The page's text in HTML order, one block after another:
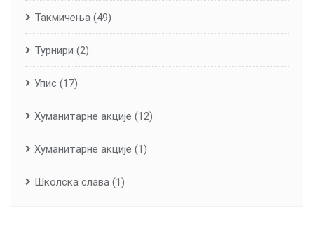
Такмичења (49)
Турнири (2)
Упис (17)
Хуманитарне aкције (12)
Хуманитарне акције (1)
Школска слава (1)